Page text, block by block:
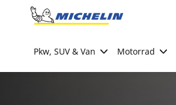
Go to page content
Pkw, SUV & Van Motorrad